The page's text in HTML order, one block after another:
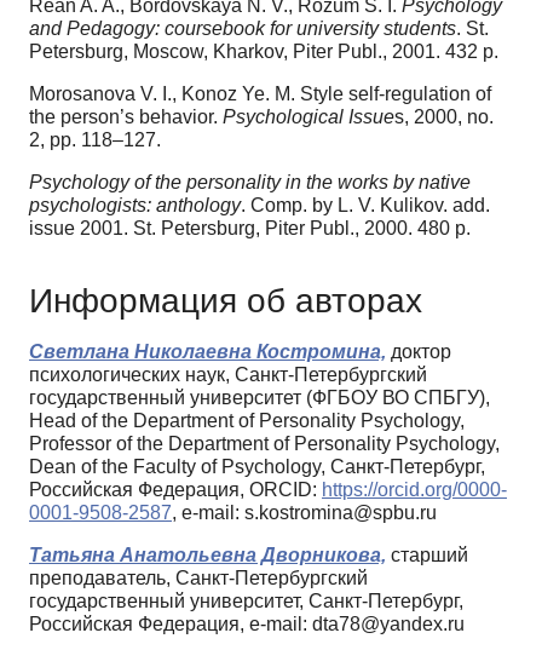
Rean A. A., Bordovskaya N. V., Rozum S. I. Psychology
and Pedagogy: coursebook for university students. St.
Petersburg, Moscow, Kharkov, Piter Publ., 2001. 432 p.
Morosanova V. I., Konoz Ye. M. Style self-regulation of
the person’s behavior. Psychological Issues, 2000, no.
2, pp. 118–127.
Psychology of the personality in the works by native
psychologists: anthology. Comp. by L. V. Kulikov. add.
issue 2001. St. Petersburg, Piter Publ., 2000. 480 p.
Информация об авторах
Светлана Николаевна Костромина, доктор
психологических наук, Санкт-Петербургский
государственный университет (ФГБОУ ВО СПБГУ),
Head of the Department of Personality Psychology,
Professor of the Department of Personality Psychology,
Dean of the Faculty of Psychology, Санкт-Петербург,
Российская Федерация, ORCID: https://orcid.org/0000-
0001-9508-2587, e-mail: s.kostromina@spbu.ru
Татьяна Анатольевна Дворникова, старший
преподаватель, Санкт-Петербургский
государственный университет, Санкт-Петербург,
Российская Федерация, e-mail: dta78@yandex.ru